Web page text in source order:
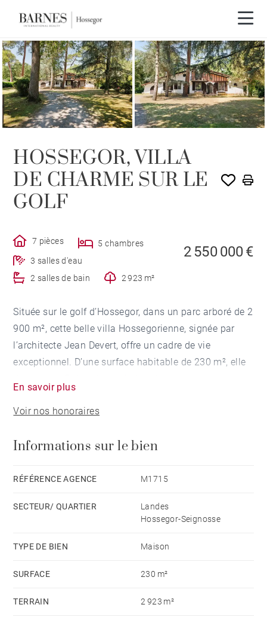
HOSSEGOR, VILLA
DE CHARME SUR LE
GOLF
7 pièces
5 chambres
3 salles d'eau
2 salles de bain
2 923 m²
2 550 000 €
Située sur le golf d’Hossegor, dans un parc arboré de 2
900 m², cette belle villa Hossegorienne, signée par
l’architecte Jean Devert, offre un cadre de vie
exceptionnel. D’une surface habitable de 230 m², elle
chaussée et 2 chambres à l’étage, ayant chacune une
salle de bains ou une salle de douche.
sa cuisine ouverte, un salon aux belles boiseries avec
harmonieux. Un garage et une buanderie sont
complètent cette villa pleine de charme.
En savoir plus
Voir nos honoraires
Informations sur le bien
RÉFÉRENCE AGENCE M1715
SECTEUR/ QUARTIER
Landes
Hossegor-Seignosse
TYPE DE BIEN Maison
SURFACE 230 m²
TERRAIN 2 923 m²